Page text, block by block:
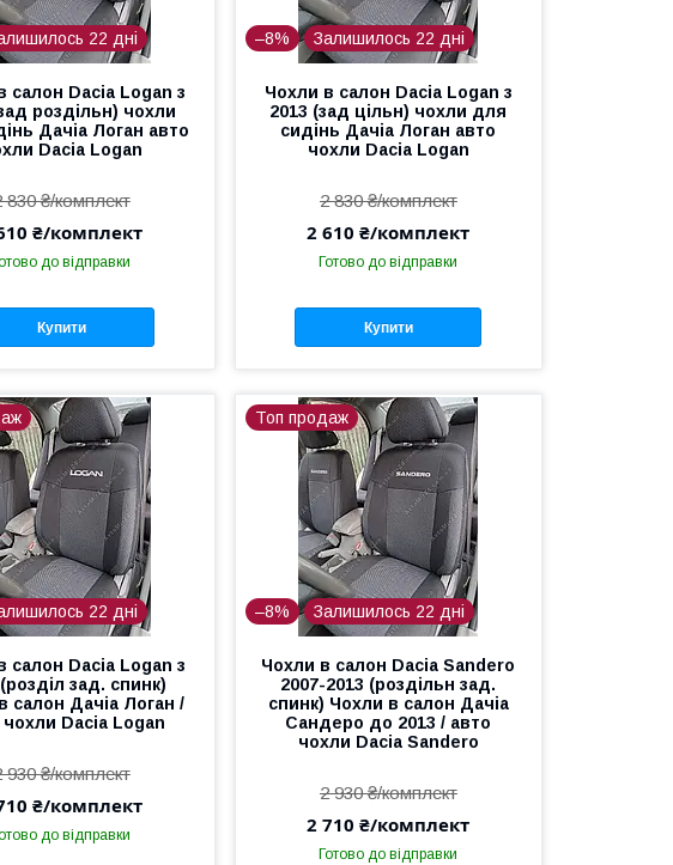
22 дні
салон Dacia Logan з
роздільн) чохли
Дачіа Логан авто
Dacia Logan
830 ₴/комплект
₴/комплект
до відправки
Купити
–8% Залишилось 22 дні
Чохли в салон Dacia Logan з
2013 (зад цільн) чохли для
сидінь Дачіа Логан авто
чохли Dacia Logan
2 830 ₴/комплект
2 610 ₴/комплект
Готово до відправки
Купити
22 дні
салон Dacia Logan з
зад. спинк)
салон Дачіа Логан /
чохли Dacia Logan
930 ₴/комплект
₴/комплект
до відправки
Топ продаж
–8% Залишилось 22 дні
Чохли в салон Dacia Sandero
2007-2013 (роздільн зад.
спинк) Чохли в салон Дачіа
Сандеро до 2013 / авто
чохли Dacia Sandero
2 930 ₴/комплект
2 710 ₴/комплект
Готово до відправки